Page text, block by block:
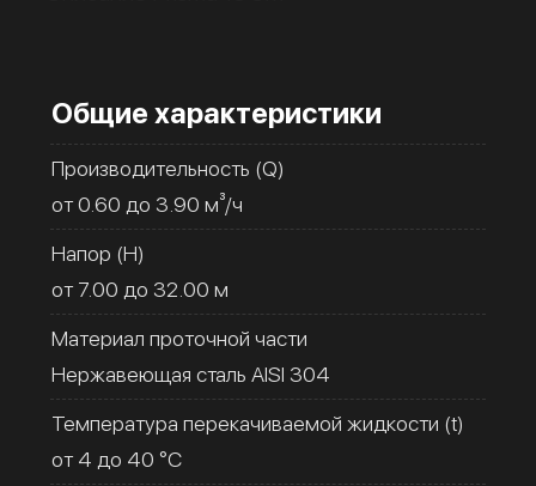
Общие характеристики
Производительность (Q)
от 0.60 до 3.90 м³/ч
Напор (H)
от 7.00 до 32.00 м
Материал проточной части
Нержавеющая сталь AISI 304
Температура перекачиваемой жидкости (t)
от 4 до 40 °C